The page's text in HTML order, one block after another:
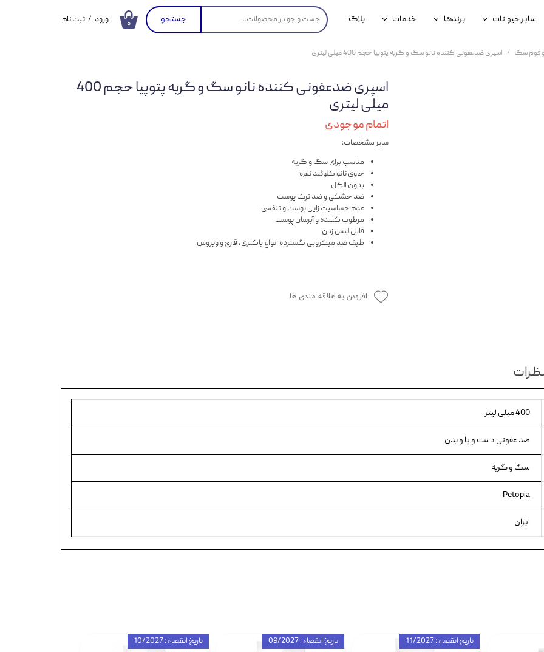
۰ جستجو
سگ
سایر حیوانات
محصولات پرندگان
برندها خدمات
خدمات آنلاین دامپزشکی
بلاگ ورود / ثبت نام
سفارشات
و فوم سگ اسپری ضدعفونی کننده نانو سگ و گربه پتوپیا حجم 400 میلی لیتری
اسپری ضدعفونی کننده نانو سگ و گربه پتوپیا حجم 400
میلی لیتری
اتمام موجودی
سایر مشخصات:
مناسب برای سگ و گربه
حاوی نانو کلوئید نقره
بدون الکل
ضد خشکی و ضد ترک پوست
عدم حساسیت زایی پوست و تنفسی
مرطوب کننده و آبرسان پوست
قابل لیس زدن
طیف ضد میکروبی گسترده انواع باکتری، قارچ و ویروس
افزودن به علاقه مندی ها
400 میلی لیتر
ضد عفونی دست و پا و بدن
سگ و گربه
Petopia
ایران
تاریخ انقضاء : 10/2027
تاریخ انقضاء : 09/2027
تاریخ انقضاء : 11/2027